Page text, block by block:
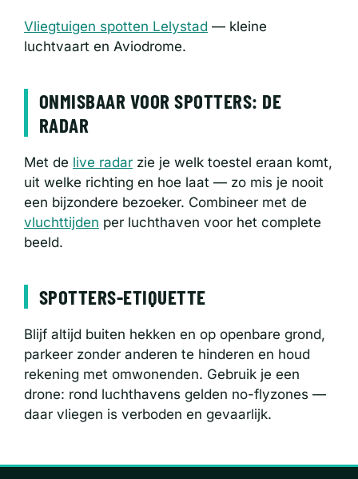
Vliegtuigen spotten Lelystad — kleine
luchtvaart en Aviodrome.
ONMISBAAR VOOR SPOTTERS: DE
RADAR
Met de live radar zie je welk toestel eraan komt,
uit welke richting en hoe laat — zo mis je nooit
een bijzondere bezoeker. Combineer met de
vluchttijden per luchthaven voor het complete
beeld.
SPOTTERS-ETIQUETTE
Blijf altijd buiten hekken en op openbare grond,
parkeer zonder anderen te hinderen en houd
rekening met omwonenden. Gebruik je een
drone: rond luchthavens gelden no-flyzones —
daar vliegen is verboden en gevaarlijk.